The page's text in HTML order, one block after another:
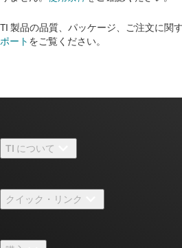
TI 製品の品質、パッケージ、ご注文に関
ポート をご覧ください。​​​​​​​​​​​​​​
TI について
採用情報
ニュース
クイック・リンク